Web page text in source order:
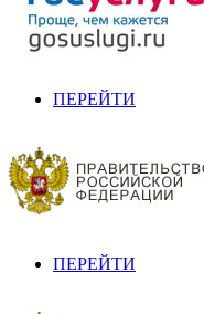
ПЕРЕЙТИ
ПЕРЕЙТИ